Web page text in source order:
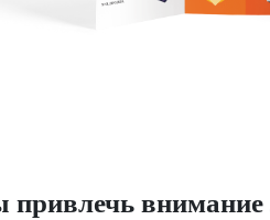
внимание